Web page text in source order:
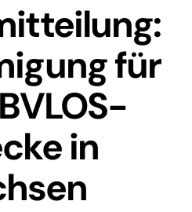
Jobs
für
in